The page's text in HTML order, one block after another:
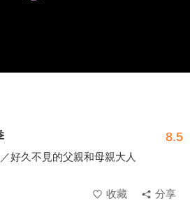
8.5
好久不見的父親和母親大人
收藏
分享